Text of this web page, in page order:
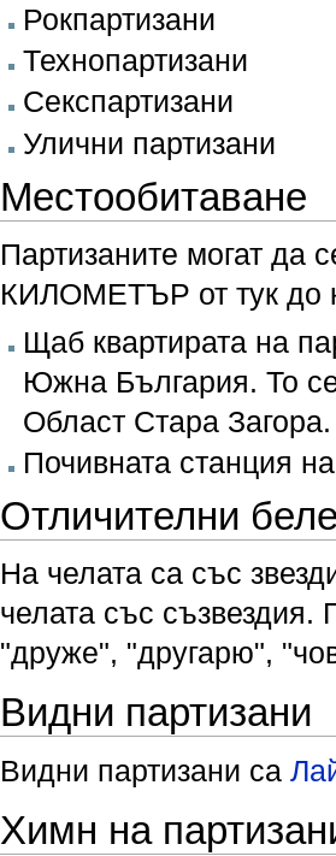
Рокпартизани
Технопартизани
Секспартизани
Улични партизани
Местообитаване
Партизаните могат
КИЛОМЕТЪР от тук до
Щаб квартирата на
Южна България. То
Област Стара Загора.
Почивната станция
Отличителни
На челата са със
челата със
"друже", "другарю",
Видни партизани
Видни партизани са
Химн на